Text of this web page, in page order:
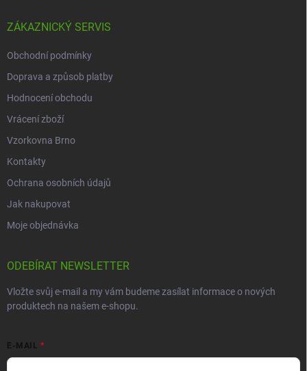
ZÁKAZNICKÝ SERVIS
Obchodní podmínky
Doprava a způsob platby
Hodnocení obchodu
Vrácení zboží
Vzorkovna Brno
Kontakty
Ochrana osobních údajů
Jak nakupovat
Moje objednávka
ODEBÍRAT NEWSLETTER
Vložte svůj e-mail a my vám budeme zasílat informace o nových
produktech na našem e-shopu.
E-MAIL